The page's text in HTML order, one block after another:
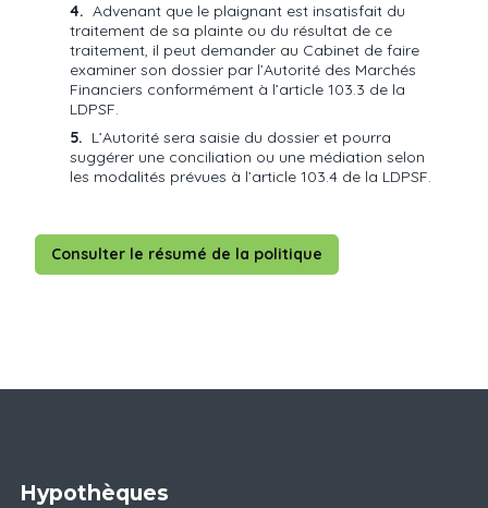
Advenant que le plaignant est insatisfait du
traitement de sa plainte ou du résultat de ce
traitement, il peut demander au Cabinet de faire
examiner son dossier par l’Autorité des Marchés
Financiers conformément à l’article 103.3 de la
LDPSF.
L’Autorité sera saisie du dossier et pourra
suggérer une conciliation ou une médiation selon
les modalités prévues à l’article 103.4 de la LDPSF.
Consulter le résumé de la politique
Hypothèques